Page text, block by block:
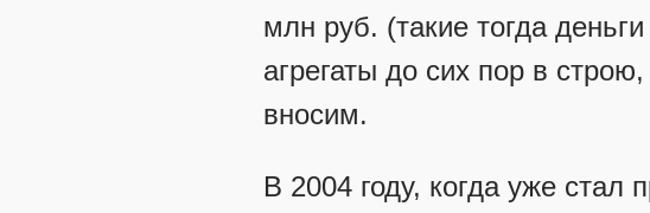
млн руб. (такие тогда
агрегаты до сих пор в
вносим.
В 2004 году, когда уже